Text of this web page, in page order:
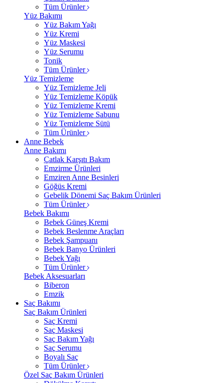
Tüm Ürünler
Yüz Bakımı
Yüz Bakım Yağı
Yüz Kremi
Yüz Maskesi
Yüz Serumu
Tonik
Tüm Ürünler
Yüz Temizleme
Yüz Temizleme Jeli
Yüz Temizleme Köpük
Yüz Temizleme Kremi
Yüz Temizleme Sabunu
Yüz Temizleme Sütü
Tüm Ürünler
Anne Bebek
Anne Bakımı
Çatlak Karşıtı Bakım
Emzirme Ürünleri
Emziren Anne Besinleri
Göğüs Kremi
Gebelik Dönemi Saç Bakım Ürünleri
Tüm Ürünler
Bebek Bakımı
Bebek Güneş Kremi
Bebek Beslenme Araçları
Bebek Şampuanı
Bebek Banyo Ürünleri
Bebek Yağı
Tüm Ürünler
Bebek Aksesuarları
Biberon
Emzik
Saç Bakımı
Saç Bakım Ürünleri
Saç Kremi
Saç Maskesi
Saç Bakım Yağı
Saç Serumu
Boyalı Saç
Tüm Ürünler
Özel Saç Bakım Ürünleri